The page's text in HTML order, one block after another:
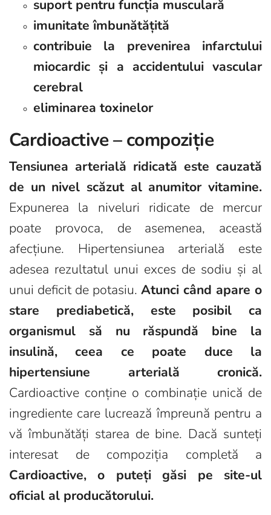
suport pentru funcția musculară
imunitate îmbunătățită
contribuie la prevenirea infarctului
miocardic și a accidentului vascular
cerebral
eliminarea toxinelor
Cardioactive – compoziție
Tensiunea arterială ridicată este cauzată
de un nivel scăzut al anumitor vitamine.
Expunerea la niveluri ridicate de mercur
poate provoca, de asemenea, această
afecțiune. Hipertensiunea arterială este
adesea rezultatul unui exces de sodiu și al
unui deficit de potasiu. Atunci când apare o
stare prediabetică, este posibil ca
organismul să nu răspundă bine la
insulină, ceea ce poate duce la
hipertensiune arterială cronică.
Cardioactive conține o combinație unică de
ingrediente care lucrează împreună pentru a
vă îmbunătăți starea de bine. Dacă sunteți
interesat de compoziția completă a
Cardioactive, o puteți găsi pe site-ul
oficial al producătorului.